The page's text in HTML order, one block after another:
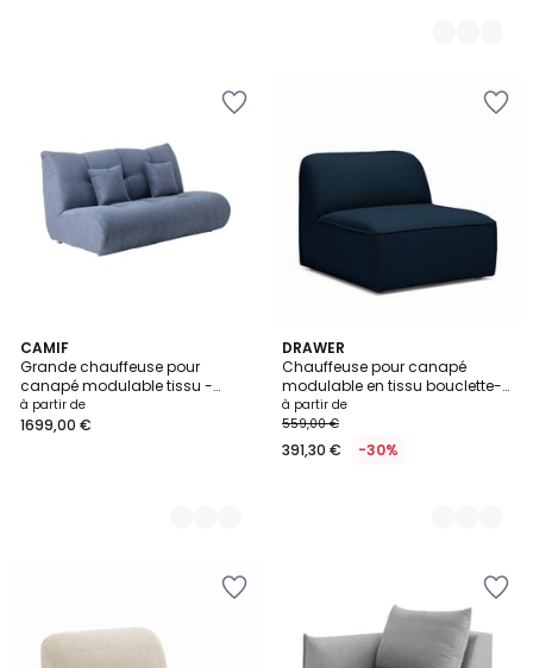
CAMIF
Grande chauffeuse pour
canapé modulable tissu -
BENNY
à partir de
1699,00 €
3
Couleurs
DRAWER
Chauffeuse pour canapé
modulable en tissu bouclette-
NOOR
à partir de
559,00 €
391,30 € -30%
4
Couleurs